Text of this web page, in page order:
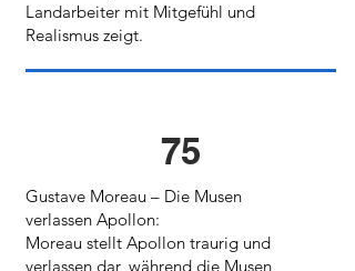
Landarbeiter mit Mitgefühl und
Realismus zeigt.
75
Gustave Moreau – Die Musen
verlassen Apollon:
Moreau stellt Apollon traurig und
verlassen dar, während die Musen